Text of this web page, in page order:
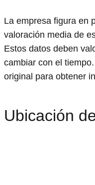
La empresa figura en
valoración media de
Estos datos deben
cambiar con el
original para obtener
Ubicación